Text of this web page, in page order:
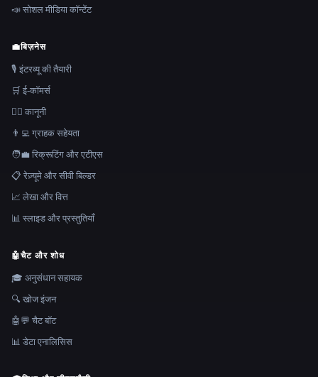
📣 सोशल मीडिया कॉन्टेंट
💼बिज़नेस
🎙️ इंटरव्यू की तैयारी
🛒 ई-कॉमर्स
👩‍⚖️ कानूनी
👨‍💻 ग्राहक सहेयता
🧑‍💼 रिक्रूटिंग और एटीएस
📋 रेज़्यूमे और सीवी बिल्डर
📈 लेखा और वित्त
📊 स्लाइड और प्रस्तुतियाँ
🤖चैट और शोध
🎓 अनुसंधान सहायक
🔍 खोज इंजन
🤖💬 चैट बॉट
📊 डेटा एनालिसिस